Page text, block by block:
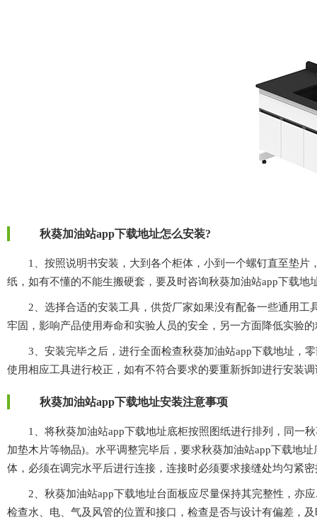
秋葵加油站app下载地址怎么安装?
1、按照说明书安装，大到各个柜体，小到一个螺钉直至垫片
纸，如有不懂的不能生搬硬套，要及时咨询秋葵加油站app下载地址
2、选择合适的安装工具，供货厂家如果没有配备一些通用工具
牢固，影响产品使用寿命和实验人员的安全，另一方面降低实验的
3、安装完毕之后，进行全面检查秋葵加油站app下载地址，
使用相应工具进行校正，如有不符合要求的要重新拆卸进行安装调试
秋葵加油站app下载地址安装注意事项
1、将秋葵加油站app下载地址底柜按照图纸进行排列，同
加垫木片等物品)。水平调整完毕后，要求秋葵加油站app
体，必须在调完水平后进行连接，连接时必须要求接缝处均
2、秋葵加油站app下载地址台面板应尽量保持其完整性，亦应
检查水、电、气及风管的位置和接口，检查是否与设计有偏差